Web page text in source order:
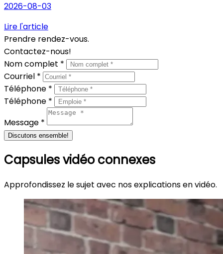
2026-08-03
Lire l'article
Prendre rendez-vous.
Contactez-nous!
Nom complet *
Courriel *
Téléphone *
Téléphone *
Message *
Discutons ensemble!
Capsules vidéo connexes
Approfondissez le sujet avec nos explications en vidéo.